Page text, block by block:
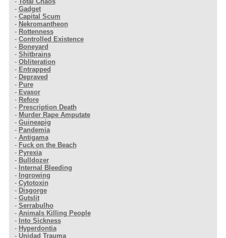
- Gadget
- Capital Scum
- Nekromantheon
- Rottenness
- Controlled Existence
- Boneyard
- Shitbrains
- Obliteration
- Entrapped
- Depraved
- Pure
- Evasor
- Refore
- Prescription Death
- Murder Rape Amputate
- Guineapig
- Pandemia
- Antigama
- Fuck on the Beach
- Pyrexia
- Bulldozer
- Internal Bleeding
- Ingrowing
- Cytotoxin
- Disgorge
- Gutslit
- Serrabulho
- Animals Killing People
- Into Sickness
- Hyperdontia
- Unidad Trauma